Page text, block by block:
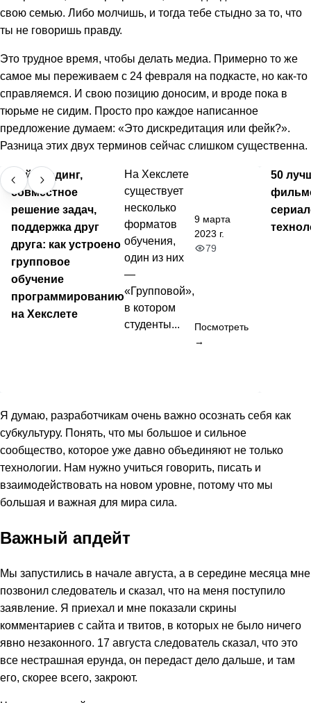
свою семью. Либо молчишь, и тогда тебе стыдно за то, что
ты не говоришь правду.
Это трудное время, чтобы делать медиа. Примерно то же
самое мы переживаем с 24 февраля на подкасте, но как-то
справляемся. И свою позицию доносим, и вроде пока в
тюрьме не сидим. Просто про каждое написанное
предложение думаем: «Это дискредитация или фейк?».
Разница этих двух терминов сейчас слишком существенна.
Лайв-кодинг,
совместное
решение задач,
поддержка друг
друга: как устроено
групповое
обучение
программированию
на Хекслете
На Хекслете
существует
несколько
форматов
обучения,
один из них
—
«Групповой»,
в котором
студенты...
9 марта
2023 г.
79
Посмотреть
→
50
Я думаю, разработчикам очень важно осознать себя как
субкультуру. Понять, что мы большое и сильное
сообщество, которое уже давно объединяют не только
технологии. Нам нужно учиться говорить, писать и
взаимодействовать на новом уровне, потому что мы
большая и важная для мира сила.
Важный апдейт
Мы запустились в начале августа, а в середине месяца мне
позвонил следователь и сказал, что на меня поступило
заявление. Я приехал и мне показали скрины
комментариев с сайта и твитов, в которых не было ничего
явно незаконного. 17 августа следователь сказал, что это
все нестрашная ерунда, он передаст дело дальше, и там
его, скорее всего, закроют.